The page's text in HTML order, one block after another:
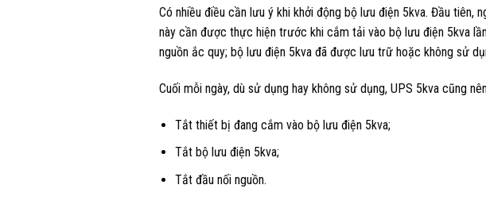
Có nhiều điều cần lưu ý khi khởi động bộ lưu điện 5kva. Đầu
này cần được thực hiện trước khi cắm tải vào bộ lưu điện 5kva
nguồn ắc quy; bộ lưu điện 5kva đã được lưu trữ hoặc không sử
Cuối mỗi ngày, dù sử dụng hay không sử dụng, UPS 5kva cũng
Tắt thiết bị đang cắm vào bộ lưu điện 5kva;
Tắt bộ lưu điện 5kva;
Tắt đầu nối nguồn.